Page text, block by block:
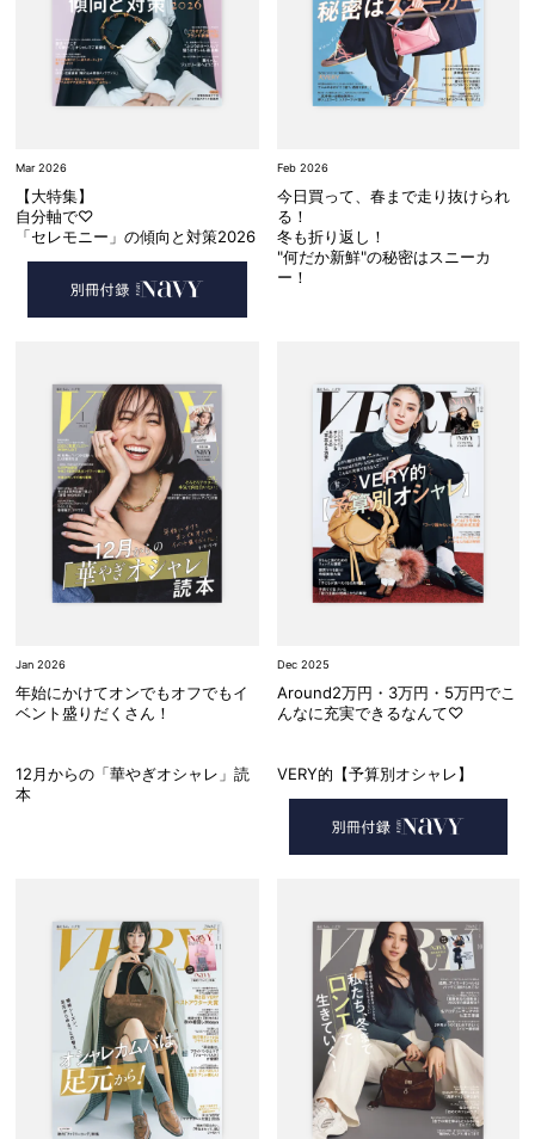
Mar 2026
【大特集】
自分軸で♡
「セレモニー」の傾向と対策2026
Feb 2026
今日買って、春まで走り抜けられ
る！
冬も折り返し！
"何だか新鮮"の秘密はスニーカ
ー！
Jan 2026
年始にかけてオンでもオフでもイ
ベント盛りだくさん！
12月からの「華やぎオシャレ」読
本
Dec 2025
Around2万円・3万円・5万円でこ
んなに充実できるなんて♡
VERY的【予算別オシャレ】